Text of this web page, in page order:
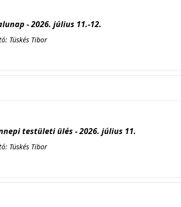
- 2026. július 11.-12.
Tüskés Tibor
testületi ülés - 2026. július 11.
Tüskés Tibor